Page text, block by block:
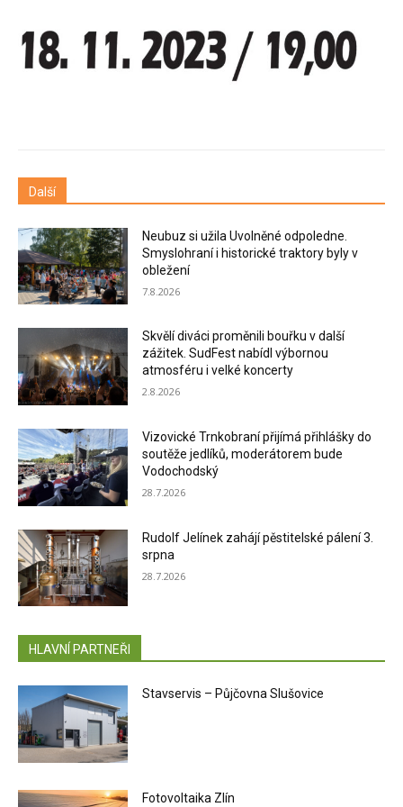
Další
Neubuz si užila Uvolněné odpoledne.
Smyslohraní i historické traktory byly v
obležení
7.8.2026
Skvělí diváci proměnili bouřku v další
zážitek. SudFest nabídl výbornou
atmosféru i velké koncerty
2.8.2026
Vizovické Trnkobraní přijímá přihlášky do
soutěže jedlíků, moderátorem bude
Vodochodský
28.7.2026
Rudolf Jelínek zahájí pěstitelské pálení 3.
srpna
28.7.2026
HLAVNÍ PARTNEŘI
Stavservis – Půjčovna Slušovice
Fotovoltaika Zlín